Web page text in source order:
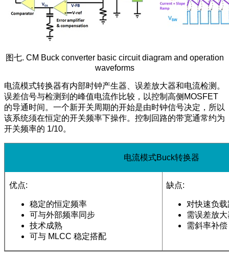
图七. CM Buck converter basic circuit diagram and operation
waveforms
电流模式转换器有内部时钟产生器、误差放大器和电流检测。
误差信号与检测到的峰值电流作比较，以控制高侧MOSFET
的导通时间。一个新开关周期的开始是由时钟信号决定，所以
该系统须在恒定的开关频率下操作。控制回路的带宽通常约为
开关频率的 1/10。
电流模式Buck转换器
优点:
稳定的恒定频率
可与外部频率同步
技术成熟
可与 MLCC 稳定搭配
缺点:
对快速负
需误差放
需斜率补偿